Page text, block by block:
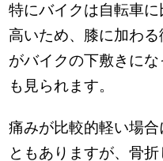
特にバイクは自転車
高いため、膝に加わ
がバイクの下敷きに
も見られます。
痛みが比較的軽い場
ともありますが、骨